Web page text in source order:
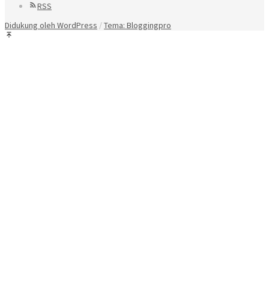
RSS
Didukung oleh WordPress /Tema: Bloggingpro